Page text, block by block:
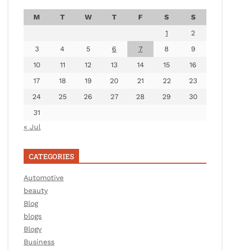
M T W T F S
S
1
2
3
4 5 6 7 8
9
10
11 12 13 14 15
16
17
18 19 20 21 22
23
24
25 26 27 28 29
30
31
« Jul
CATEGORIES
Automotive
beauty
Blog
blogs
Blogv
Business